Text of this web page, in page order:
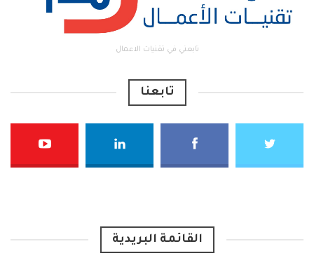
تابعني في تقنيات الاعمال
تابعنا
القائمة البريدية